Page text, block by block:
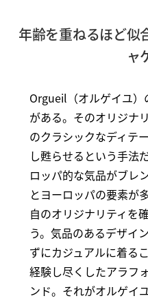
年齢を重ねるほど似
ャ
Orgueil（オルゲイユ）
がある。そのオリジナ
のクラシックなディテ
し甦らせるという手法
ロッパ的な気品がブレ
とヨーロッパの要素が
自のオリジナリティを
う。気品のあるデザイ
ずにカジュアルに着る
経験し尽くしたアラフ
ンド。それがオルゲイ